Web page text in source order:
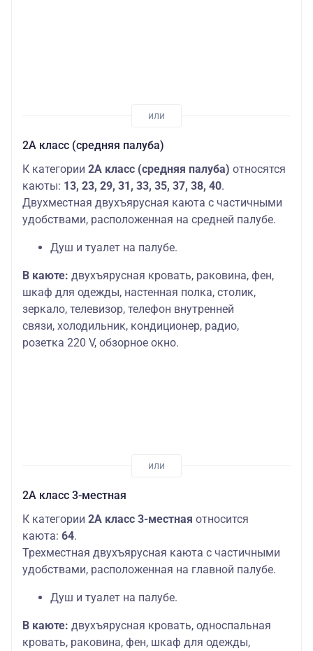
2А класс (средняя палуба)
К категории 2А класс (средняя палуба) относятся
каюты: 13, 23, 29, 31, 33, 35, 37, 38, 40.
Двухместная двухъярусная каюта с частичными
удобствами, расположенная на средней палубе.
Душ и туалет на палубе.
В каюте: двухъярусная кровать, раковина, фен,
шкаф для одежды, настенная полка, столик,
зеркало, телевизор, телефон внутренней
связи, холодильник, кондиционер, радио,
розетка 220 V, обзорное окно.
2А класс 3-местная
К категории 2А класс 3-местная относится
каюта: 64.
Трехместная двухъярусная каюта с частичными
удобствами, расположенная на главной палубе.
Душ и туалет на палубе.
В каюте: двухъярусная кровать, односпальная
кровать, раковина, фен, шкаф для одежды,